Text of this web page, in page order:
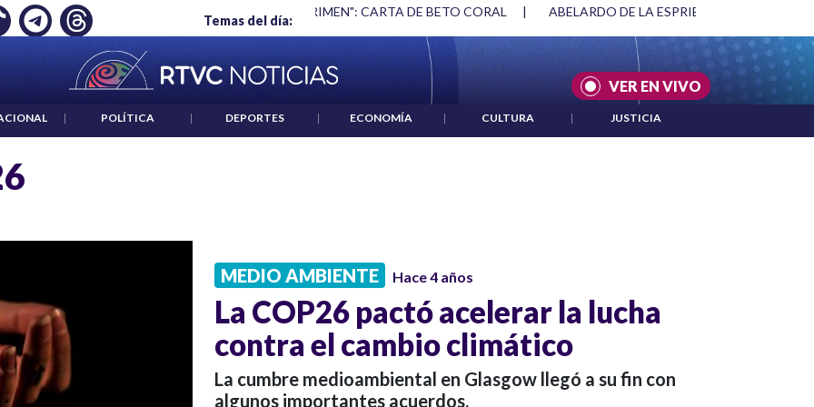
Temas del día:
EMPLEO: JP MORGAN "HABLAR NO ES UN CRIMEN": CARTA DE BETO CORAL | ABELARDO DE LA ESPRIELLA Y DMG
VER EN VIVO
| POLÍTICA | DEPORTES | ECONOMÍA | CULTURA | JUSTICIA
MEDIO AMBIENTE Hace 4 años
La COP26 pactó acelerar la lucha
contra el cambio climático
La cumbre medioambiental en Glasgow llegó a su fin con
algunos importantes acuerdos.